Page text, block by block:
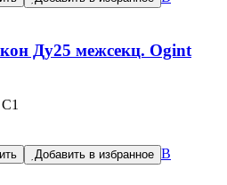
Ду25 межсекц. Ogint
Добавить в избранное В